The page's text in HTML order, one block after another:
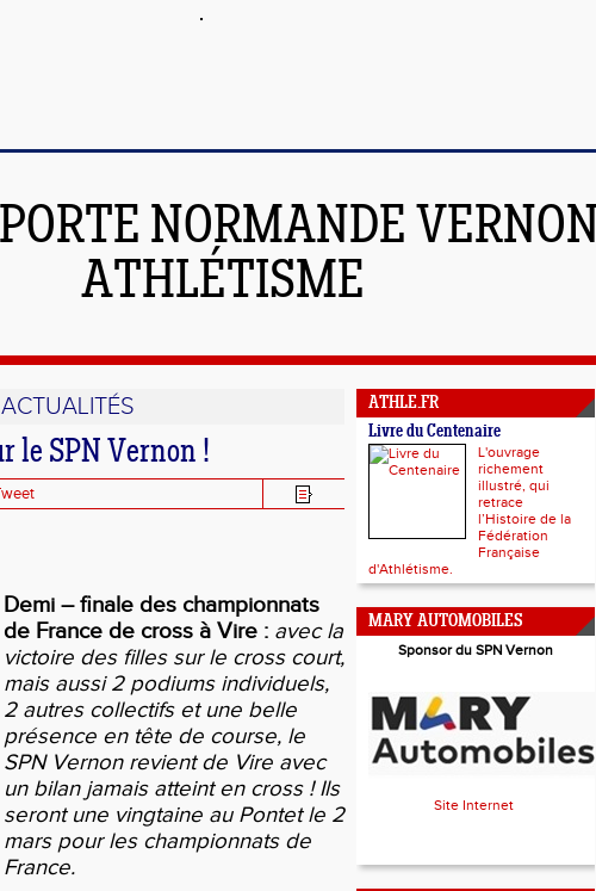
NORMANDE VERNON
ATHLÉTISME
ACTUALITÉS
le SPN Vernon !
Demi – finale des championnats
de France de cross à Vire : avec la
victoire des filles sur le cross court,
mais aussi 2 podiums individuels,
2 autres collectifs et une belle
présence en tête de course, le
SPN Vernon revient de Vire avec
un bilan jamais atteint en cross ! Ils
seront une vingtaine au Pontet le 2
mars pour les championnats de
France.
ATHLE.FR
Livre du Centenaire
L'ouvrage
richement
illustré, qui
retrace
l’Histoire de la
Fédération
Française
d'Athlétisme.
MARY AUTOMOBILES
Sponsor du SPN Vernon
Site Internet